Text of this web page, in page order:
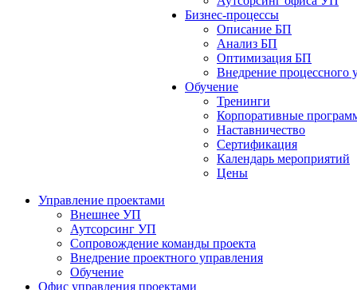
Бизнес-процессы
Описание БП
Анализ БП
Оптимизация БП
Внедрение процессного
Обучениe
Тренинги
Корпоративные
Наставничество
Сертификация
Календарь мероприятий
Цены
Управление проектами
Внешнее УП
Аутсорсинг УП
Сопровождение команды проекта
Внедрение проектного управления
Обучение
Офис управления проектами